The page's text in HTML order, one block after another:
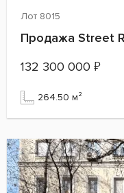
Лот 8015
Продажа Street
132 300 000 ₽
264.50 м²